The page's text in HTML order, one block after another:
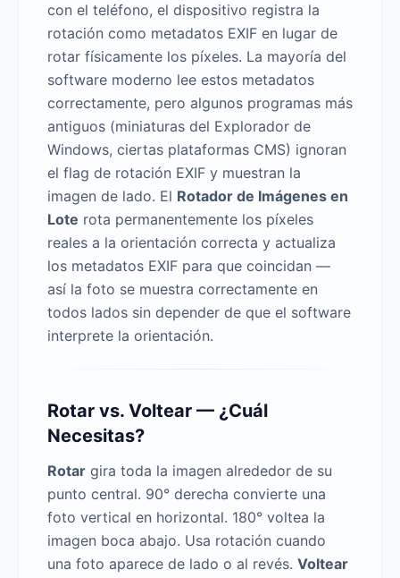
con el teléfono, el dispositivo registra la
rotación como metadatos EXIF en lugar de
rotar físicamente los píxeles. La mayoría del
software moderno lee estos metadatos
correctamente, pero algunos programas más
antiguos (miniaturas del Explorador de
Windows, ciertas plataformas CMS) ignoran
el flag de rotación EXIF y muestran la
imagen de lado. El Rotador de Imágenes en
Lote rota permanentemente los píxeles
reales a la orientación correcta y actualiza
los metadatos EXIF para que coincidan —
así la foto se muestra correctamente en
todos lados sin depender de que el software
interprete la orientación.
Rotar vs. Voltear — ¿Cuál
Necesitas?
Rotar gira toda la imagen alrededor de su
punto central. 90° derecha convierte una
foto vertical en horizontal. 180° voltea la
imagen boca abajo. Usa rotación cuando
una foto aparece de lado o al revés. Voltear